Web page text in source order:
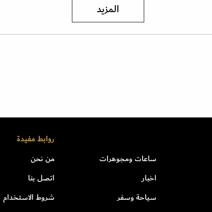
المزيد
ساعات ومجوهرات
اخبار
سياحة وسفر
روابط مفيدة
من نحن
اتصل بنا
شروط الاستخدام